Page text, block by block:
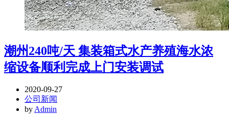
潮州240吨/天 集装箱式水产养殖海水浓
缩设备顺利完成上门安装调试
2020-09-27
公司新闻
byAdmin